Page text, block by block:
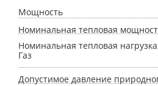
Мощность
Номинальная тепловая
Номинальная тепловая
Газ
Допустимое давление